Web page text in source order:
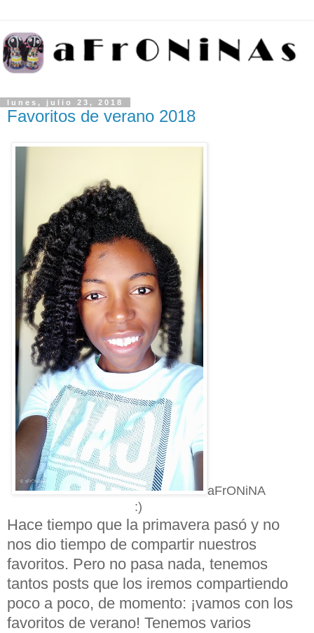
lunes, julio 23, 2018
Favoritos de verano 2018
aFrONiNA
:)
Hace tiempo que la primavera pasó y no
nos dio tiempo de compartir nuestros
favoritos. Pero no pasa nada, tenemos
tantos posts que los iremos compartiendo
poco a poco, de momento: ¡vamos con los
favoritos de verano! Tenemos varios